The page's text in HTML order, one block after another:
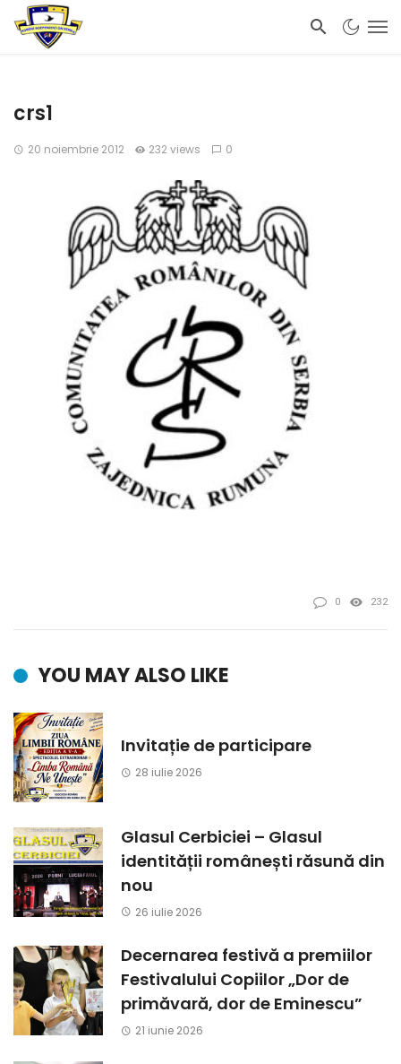
crs1
20 noiembrie 2012 232 views 0
0 232
YOU MAY ALSO LIKE
Invitație de participare
28 iulie 2026
Glasul Cerbiciei – Glasul
identității românești răsună din
nou
26 iulie 2026
Decernarea festivă a premiilor
Festivalului Copiilor „Dor de
primăvară, dor de Eminescu”
21 iunie 2026